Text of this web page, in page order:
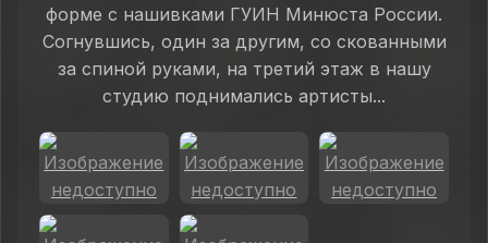
форме с нашивками ГУИН Минюста России.
Согнувшись, один за другим, со скованными
за спиной руками, на третий этаж в нашу
студию поднимались артисты...